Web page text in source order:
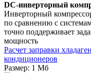
DC-инверторный
Инверторный
по сравнению с
точно поддерживает
мощность
Расчет заправки
кондиционеров
Размер: 1 Мб